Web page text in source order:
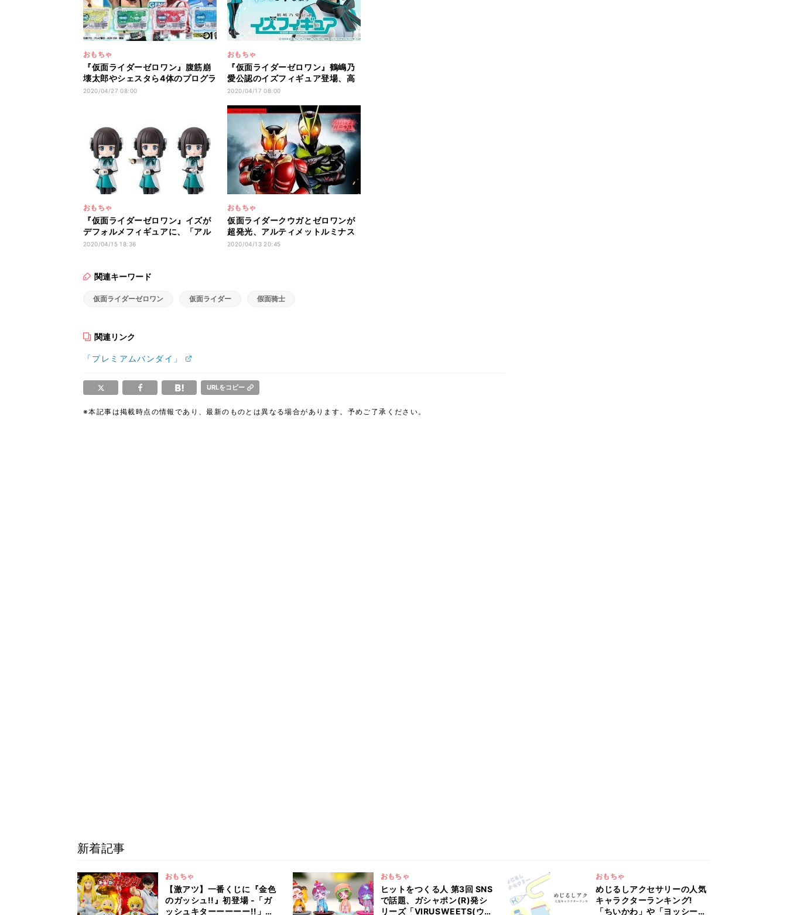
おもちゃ
『仮面ライダーゼロワン』腹筋崩
壊太郎やシェスタら4体のプログラ
イズキーが商品化
2020/04/27 08:00
おもちゃ
『仮面ライダーゼロワン』鶴嶋乃
愛公認のイズフィギュア登場、高
精細デジタルプリントで顔再現
2020/04/17 08:00
おもちゃ
『仮面ライダーゼロワン』イズが
デフォルメフィギュアに、「アル
トじゃないと!」版も
2020/04/15 18:36
おもちゃ
仮面ライダークウガとゼロワンが
超発光、アルティメットルミナス
シリーズに登場
2020/04/13 20:45
関連キーワード
仮面ライダーゼロワン 仮面ライダー 假面骑士
関連リンク
「プレミアムバンダイ」
URLをコピー
※本記事は掲載時点の情報であり、最新のものとは異なる場合があります。予めご了承ください。
新着記事
おもちゃ
【激アツ】一番くじに『金色
のガッシュ!!』初登場 -「ガ
ッシュキターーーーー!!」
おもちゃ
ヒットをつくる人 第3回 SNS
で話題、ガシャポン(R)発シ
リーズ「VIRUSWEETS(ウイ
おもちゃ
めじるしアクセサリーの人気
キャラクターランキング!
「ちいかわ」や「ヨッシー」